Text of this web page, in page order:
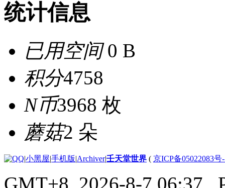
统计信息
已用空间0 B
积分4758
N币3968 枚
蘑菇2 朵
|小黑屋|手机版|Archiver|壬天堂世界 ( 京ICP备05022083号